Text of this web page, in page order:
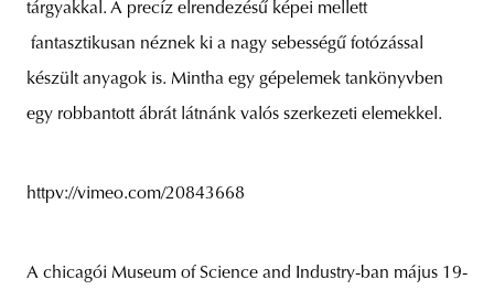
tárgyakkal. A precíz elrendezésű képei mellett
fantasztikusan néznek ki a nagy sebességű fotózással
készült anyagok is. Mintha egy gépelemek tankönyvben
egy robbantott ábrát látnánk valós szerkezeti elemekkel.
httpv://vimeo.com/20843668
A chicagói Museum of Science and Industry-ban május 19-